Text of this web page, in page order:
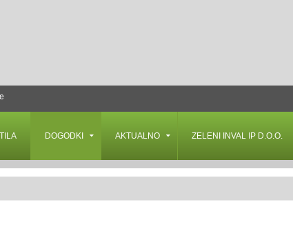
DOGODKI AKTUALNO ZELENI INVAL IP D.O.O.